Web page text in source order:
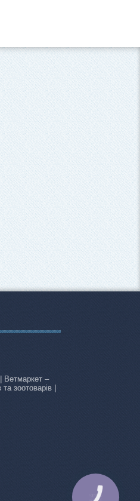
| Ветмаркет –
зоотоварів |
КНОПКА
ЗВ'ЯЗКУ